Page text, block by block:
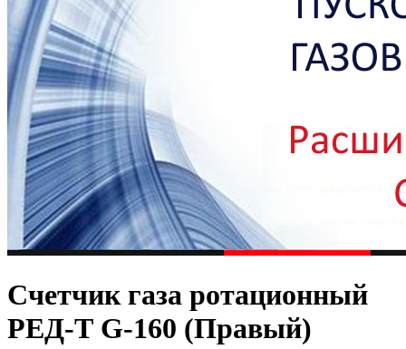
Счетчик газа ротационный
РЕД-Т G-160 (Правый)